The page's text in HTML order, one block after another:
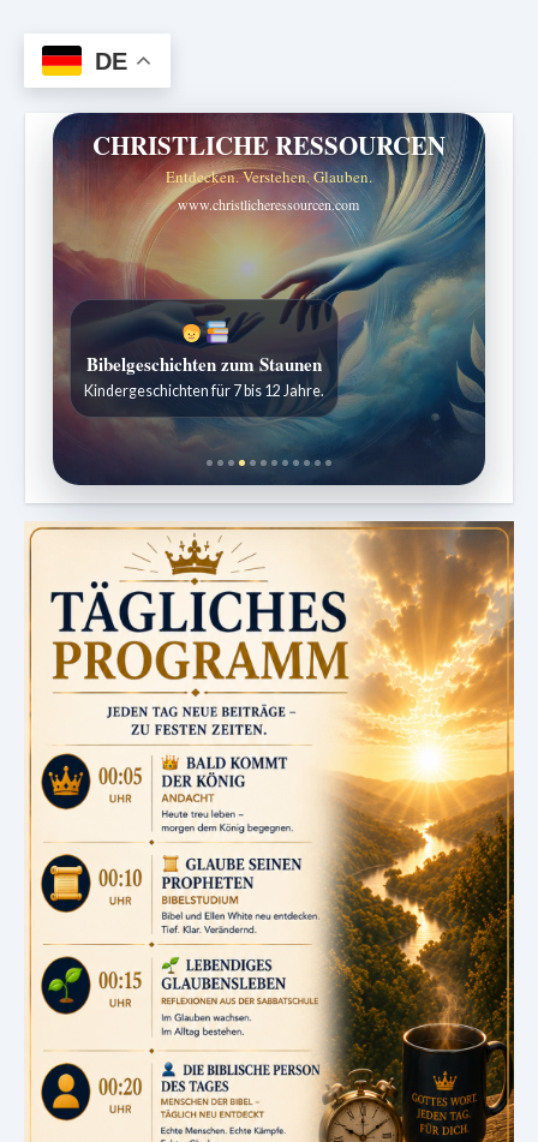
DE
CHRISTLICHE RESSOURCEN
Entdecken. Verstehen. Glauben.
www.christlicheressourcen.com
Bibelgeschichten zum Staunen
Kindergeschichten für 7 bis 12 Jahre.